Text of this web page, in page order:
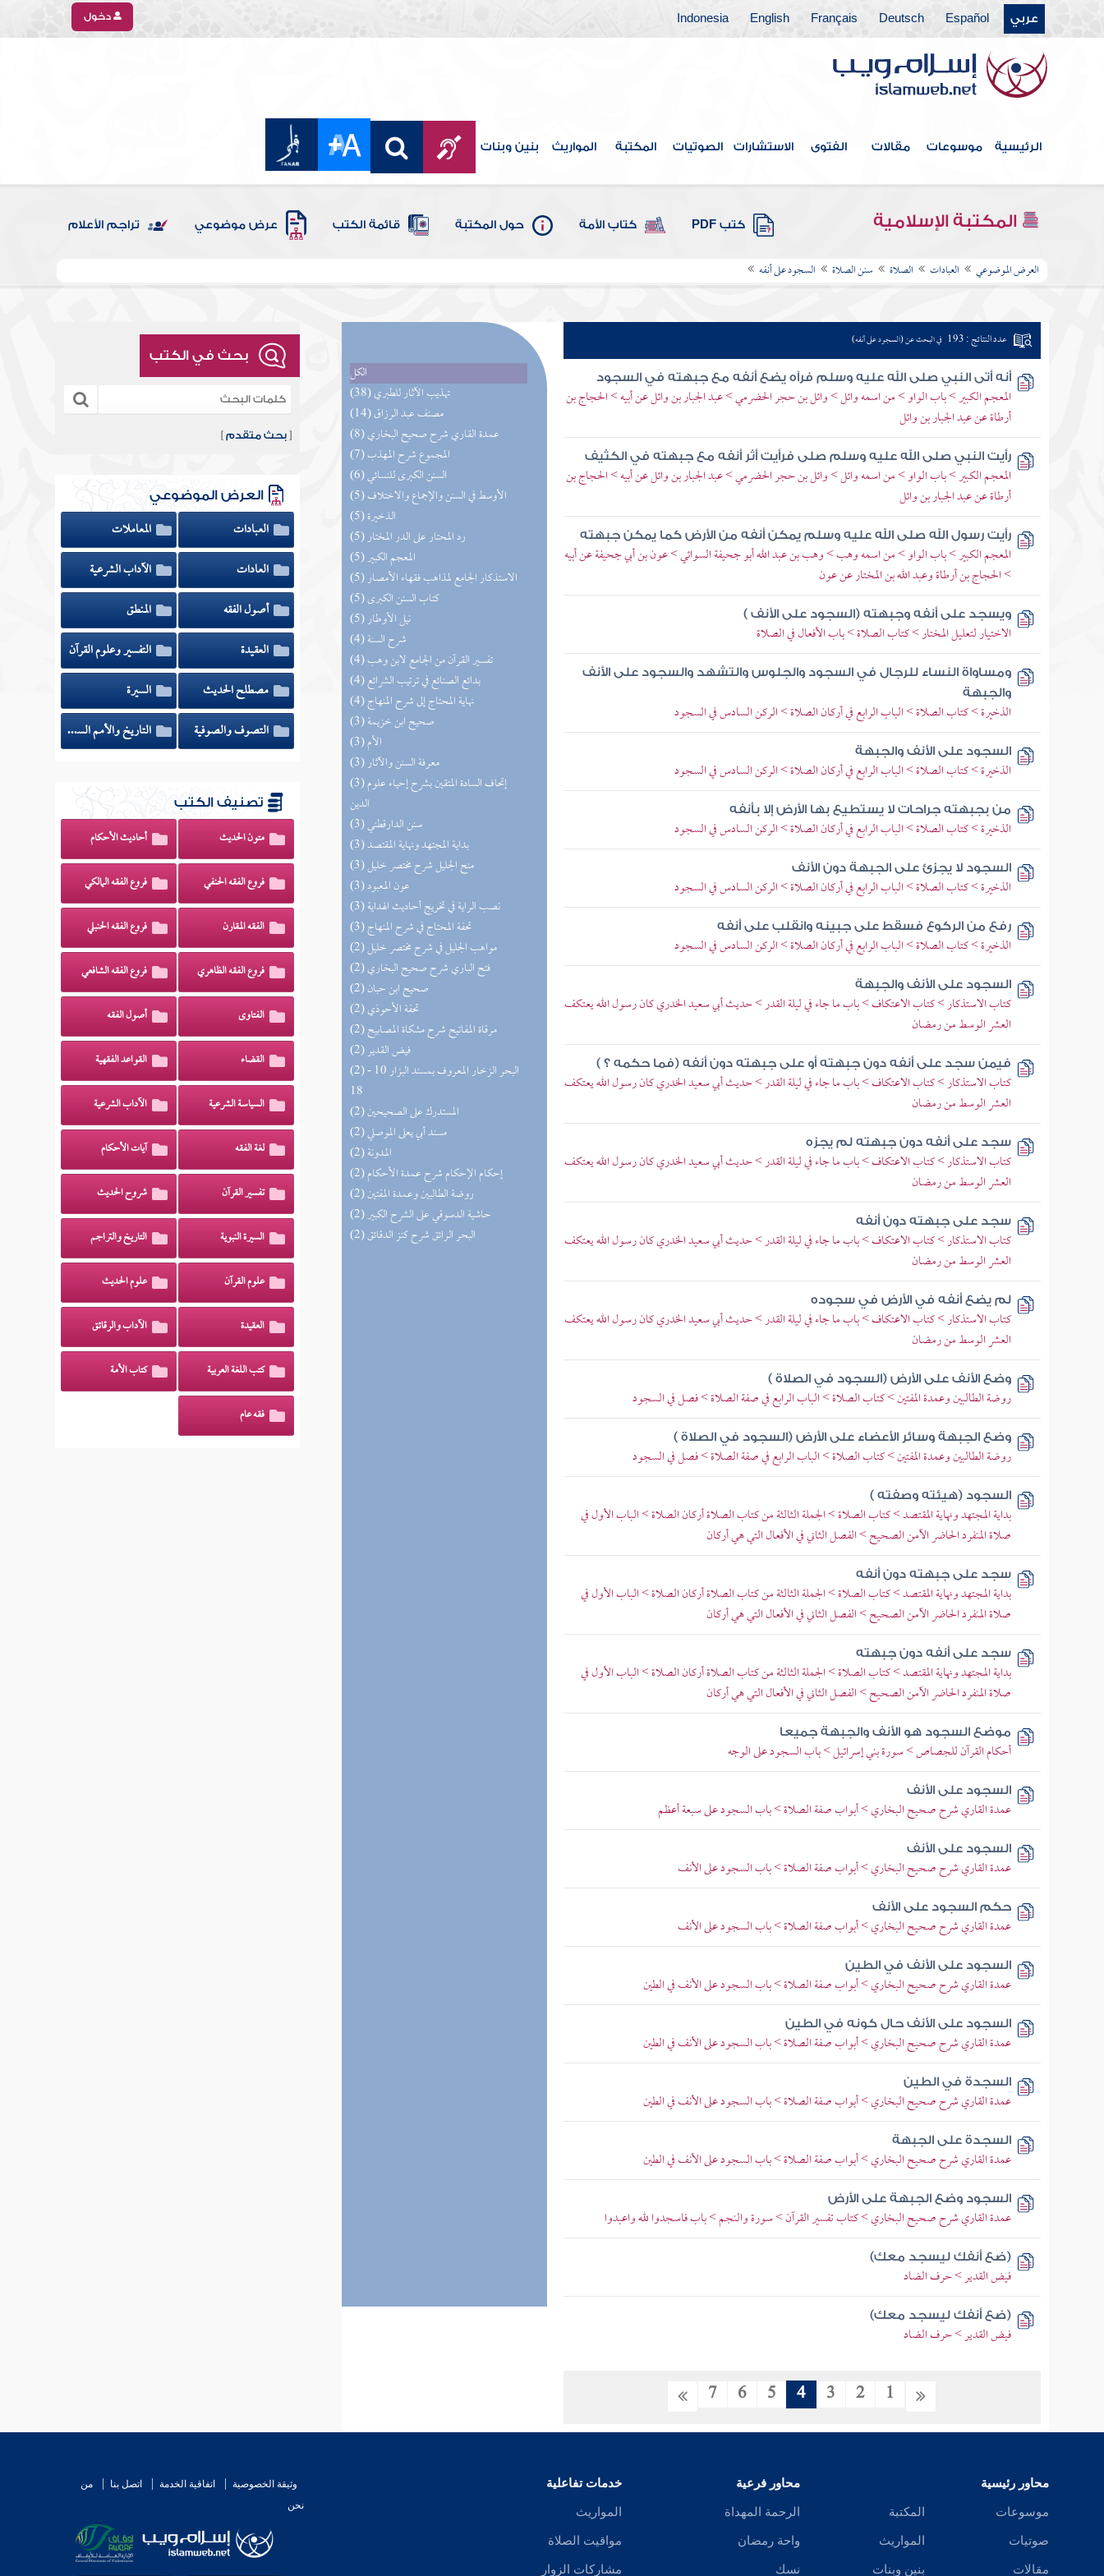
عربي Español
Deutsch
Français
English
Indonesia دخول
الرئيسية موسوعات مقالات الفتوى الاستشارات الصوتيات المكتبة المواريث بنين وبنات
المكتبة الإسلامية كتب PDF كتاب الأمة حول المكتبة قائمة الكتب عرض موضوعي تراجم الأعلام
العرض الموضوعي العبادات الصلاة سنن الصلاة السجود على أنفه
الكل
(38) تهذيب الآثار للطبري
(14) مصنف عبد الرزاق
(8) عمدة القاري شرح صحيح البخاري
(7) المجموع شرح المهذب
(6) السنن الكبرى للنسائي
(5) الأوسط في السنن والإجماع والاختلاف
(5) الذخيرة
(5) رد المحتار على الدر المختار
(5) المعجم الكبير
(5) الاستذكار الجامع لمذاهب فقهاء الأمصار
(5) كتاب السنن الكبرى
(5) نيل الأوطار
(4) شرح السنة
(4) تفسير القرآن من الجامع لابن وهب
(4) بدائع الصنائع في ترتيب الشرائع
(4) نهاية المحتاج إلى شرح المنهاج
(3) صحيح ابن خزيمة
(3) الأم
(3) معرفة السنن والآثار
(3) إتحاف السادة المتقين بشرح إحياء علوم
الدين
(3) سنن الدارقطني
(3) بداية المجتهد ونهاية المقتصد
(3) منح الجليل شرح مختصر خليل
(3) عون المعبود
(3) نصب الراية في تخريج أحاديث الهداية
(3) تحفة المحتاج في شرح المنهاج
(2) مواهب الجليل في شرح مختصر خليل
(2) فتح الباري شرح صحيح البخاري
(2) صحيح ابن حبان
(2) تحفة الأحوذي
(2) مرقاة المفاتيح شرح مشكاة المصابيح
(2) فيض القدير
(2) البحر الزخار المعروف بمسند البزار 10 -
18
(2) المستدرك على الصحيحين
(2) مسند أبي يعلى الموصلي
(2) المدونة
(2) إحكام الإحكام شرح عمدة الأحكام
(2) روضة الطالبين وعمدة المفتين
(2) حاشية الدسوقي على الشرح الكبير
(2) البحر الرائق شرح كنز الدقائق
عدد النتائج : 193 في البحث عن (السجود على أنفه)
أنه أتى النبي صلى الله عليه وسلم فرآه يضع أنفه مع جبهته في السجود
المعجم الكبير > باب الواو > من اسمه وائل > وائل بن حجر الحضرمي > عبد الجبار بن وائل عن أبيه > الحجاج بن
أرطاة عن عبد الجبار بن وائل
رأيت النبي صلى الله عليه وسلم صلى فرأيت أثر أنفه مع جبهته في الكثيف
المعجم الكبير > باب الواو > من اسمه وائل > وائل بن حجر الحضرمي > عبد الجبار بن وائل عن أبيه > الحجاج بن
أرطاة عن عبد الجبار بن وائل
رأيت رسول الله صلى الله عليه وسلم يمكن أنفه من الأرض كما يمكن جبهته
المعجم الكبير > باب الواو > من اسمه وهب > وهب بن عبد الله أبو جحيفة السوائي > عون بن أبي جحيفة عن أبيه
> الحجاج بن أرطاة وعبد الله بن المختار عن عون
ويسجد على أنفه وجبهته (السجود على الأنف )
الاختيار لتعليل المختار > كتاب الصلاة > باب الأفعال في الصلاة
ومساواة النساء للرجال في السجود والجلوس والتشهد والسجود على الأنف
والجبهة
الذخيرة > كتاب الصلاة > الباب الرابع في أركان الصلاة > الركن السادس في السجود
السجود على الأنف والجبهة
الذخيرة > كتاب الصلاة > الباب الرابع في أركان الصلاة > الركن السادس في السجود
من بجبهته جراحات لا يستطيع بها الأرض إلا بأنفه
الذخيرة > كتاب الصلاة > الباب الرابع في أركان الصلاة > الركن السادس في السجود
السجود لا يجزئ على الجبهة دون الأنف
الذخيرة > كتاب الصلاة > الباب الرابع في أركان الصلاة > الركن السادس في السجود
رفع من الركوع فسقط على جبينه وانقلب على أنفه
الذخيرة > كتاب الصلاة > الباب الرابع في أركان الصلاة > الركن السادس في السجود
السجود على الأنف والجبهة
كتاب الاستذكار > كتاب الاعتكاف > باب ما جاء في ليلة القدر > حديث أبي سعيد الخدري كان رسول الله يعتكف
العشر الوسط من رمضان
فيمن سجد على أنفه دون جبهته أو على جبهته دون أنفه (فما حكمه ؟ )
كتاب الاستذكار > كتاب الاعتكاف > باب ما جاء في ليلة القدر > حديث أبي سعيد الخدري كان رسول الله يعتكف
العشر الوسط من رمضان
سجد على أنفه دون جبهته لم يجزه
كتاب الاستذكار > كتاب الاعتكاف > باب ما جاء في ليلة القدر > حديث أبي سعيد الخدري كان رسول الله يعتكف
العشر الوسط من رمضان
سجد على جبهته دون أنفه
كتاب الاستذكار > كتاب الاعتكاف > باب ما جاء في ليلة القدر > حديث أبي سعيد الخدري كان رسول الله يعتكف
العشر الوسط من رمضان
لم يضع أنفه في الأرض في سجوده
كتاب الاستذكار > كتاب الاعتكاف > باب ما جاء في ليلة القدر > حديث أبي سعيد الخدري كان رسول الله يعتكف
العشر الوسط من رمضان
وضع الأنف على الأرض (السجود في الصلاة )
روضة الطالبين وعمدة المفتين > كتاب الصلاة > الباب الرابع في صفة الصلاة > فصل في السجود
وضع الجبهة وسائر الأعضاء على الأرض (السجود في الصلاة )
روضة الطالبين وعمدة المفتين > كتاب الصلاة > الباب الرابع في صفة الصلاة > فصل في السجود
السجود (هيئته وصفته )
بداية المجتهد ونهاية المقتصد > كتاب الصلاة > الجملة الثالثة من كتاب الصلاة أركان الصلاة > الباب الأول في
صلاة المنفرد الحاضر الآمن الصحيح > الفصل الثاني في الأفعال التي هي أركان
سجد على جبهته دون أنفه
بداية المجتهد ونهاية المقتصد > كتاب الصلاة > الجملة الثالثة من كتاب الصلاة أركان الصلاة > الباب الأول في
صلاة المنفرد الحاضر الآمن الصحيح > الفصل الثاني في الأفعال التي هي أركان
سجد على أنفه دون جبهته
بداية المجتهد ونهاية المقتصد > كتاب الصلاة > الجملة الثالثة من كتاب الصلاة أركان الصلاة > الباب الأول في
صلاة المنفرد الحاضر الآمن الصحيح > الفصل الثاني في الأفعال التي هي أركان
موضع السجود هو الأنف والجبهة جميعا
أحكام القرآن للجصاص > سورة بني إسرائيل > باب السجود على الوجه
السجود على الأنف
عمدة القاري شرح صحيح البخاري > أبواب صفة الصلاة > باب السجود على سبعة أعظم
السجود على الأنف
عمدة القاري شرح صحيح البخاري > أبواب صفة الصلاة > باب السجود على الأنف
حكم السجود على الأنف
عمدة القاري شرح صحيح البخاري > أبواب صفة الصلاة > باب السجود على الأنف
السجود على الأنف في الطين
عمدة القاري شرح صحيح البخاري > أبواب صفة الصلاة > باب السجود على الأنف في الطين
السجود على الأنف حال كونه في الطين
عمدة القاري شرح صحيح البخاري > أبواب صفة الصلاة > باب السجود على الأنف في الطين
السجدة في الطين
عمدة القاري شرح صحيح البخاري > أبواب صفة الصلاة > باب السجود على الأنف في الطين
السجدة على الجبهة
عمدة القاري شرح صحيح البخاري > أبواب صفة الصلاة > باب السجود على الأنف في الطين
السجود وضع الجبهة على الأرض
عمدة القاري شرح صحيح البخاري > كتاب تفسير القرآن > سورة والنجم > باب فاسجدوا لله واعبدوا
(ضع أنفك ليسجد معك)
فيض القدير > حرف الضاد
(ضع أنفك ليسجد معك)
فيض القدير > حرف الضاد
1
2
3
4
5
6
7
بحث في الكتب
[بحث متقدم ]
العرض الموضوعي
العبادات
المعاملات
العادات
الآداب الشرعية
أصول الفقه
المنطق
العقيدة
التفسير وعلوم القرآن
مصطلح الحديث
السيرة
التصوف والصوفية
التاريخ والأمم السابقة
تصنيف الكتب
متون الحديث أحاديث الأحكام
فروع الفقه الحنفي فروع الفقه المالكي
الفقه المقارن فروع الفقه الحنبلي
فروع الفقه الظاهري فروع الفقه الشافعي
الفتاوى أصول الفقه
القضاء القواعد الفقهية
السياسة الشرعية الآداب الشرعية
لغة الفقه آيات الأحكام
تفسير القرآن شروح الحديث
السيرة النبوية التاريخ والتراجم
علوم القرآن علوم الحديث
العقيدة الآداب والرقائق
كتب اللغة العربية كتاب الأمة
فقه عام
محاور رئيسية
موسوعات
صوتيات
مقالات
المكتبة
المواريث
بنين وبنات
محاور فرعية
الرحمة المهداة
واحة رمضان
نسك
خدمات تفاعلية
المواريث
مواقيت الصلاة
مشاركات الزوار
وثيقة الخصوصية اتفاقية الخدمة اتصل بنا
من
نحن